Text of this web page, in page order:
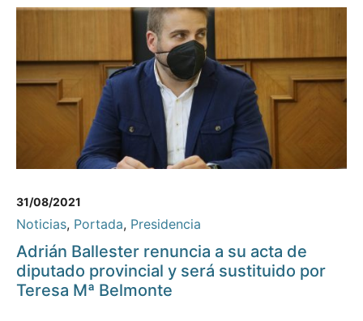
31/08/2021
Noticias, Portada, Presidencia
Adrián Ballester renuncia a su acta de
diputado provincial y será sustituido por
Teresa Mª Belmonte